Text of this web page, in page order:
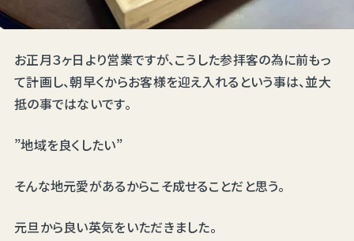
お正月３ヶ日より営業ですが、こうした参拝客の為に前もっ
て計画し、朝早くからお客様を迎え入れるという事は、並大
抵の事ではないです。
”地域を良くしたい”
そんな地元愛があるからこそ成せることだと思う。
元旦から良い英気をいただきました。